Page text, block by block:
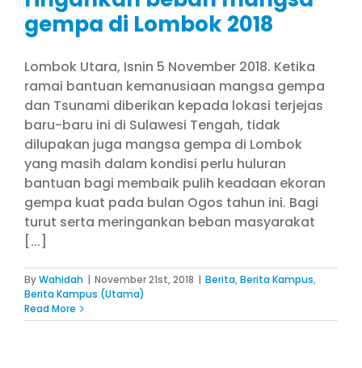
gempa di Lombok 2018
Lombok Utara, Isnin 5 November 2018. Ketika
ramai bantuan kemanusiaan mangsa gempa
dan Tsunami diberikan kepada lokasi terjejas
baru-baru ini di Sulawesi Tengah, tidak
dilupakan juga mangsa gempa di Lombok
yang masih dalam kondisi perlu huluran
bantuan bagi membaik pulih keadaan ekoran
gempa kuat pada bulan Ogos tahun ini. Bagi
turut serta meringankan beban masyarakat
[...]
ByWahidah | November 21st, 2018 | Berita,Berita Kampus,
Berita Kampus (Utama)
Read More